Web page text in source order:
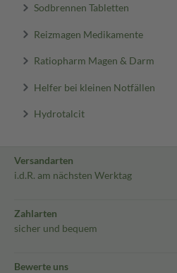
Sodbrennen Tabletten
Reizmagen Medikamente
Ratiopharm Magen & Darm
Helfer bei kleinen Notfällen
Hydrotalcit
Versandarten
i.d.R. am nächsten Werktag
Zahlarten
sicher und bequem
Bewerte uns